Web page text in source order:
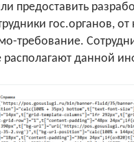
предоставить
гос.органов,
требование.
данной